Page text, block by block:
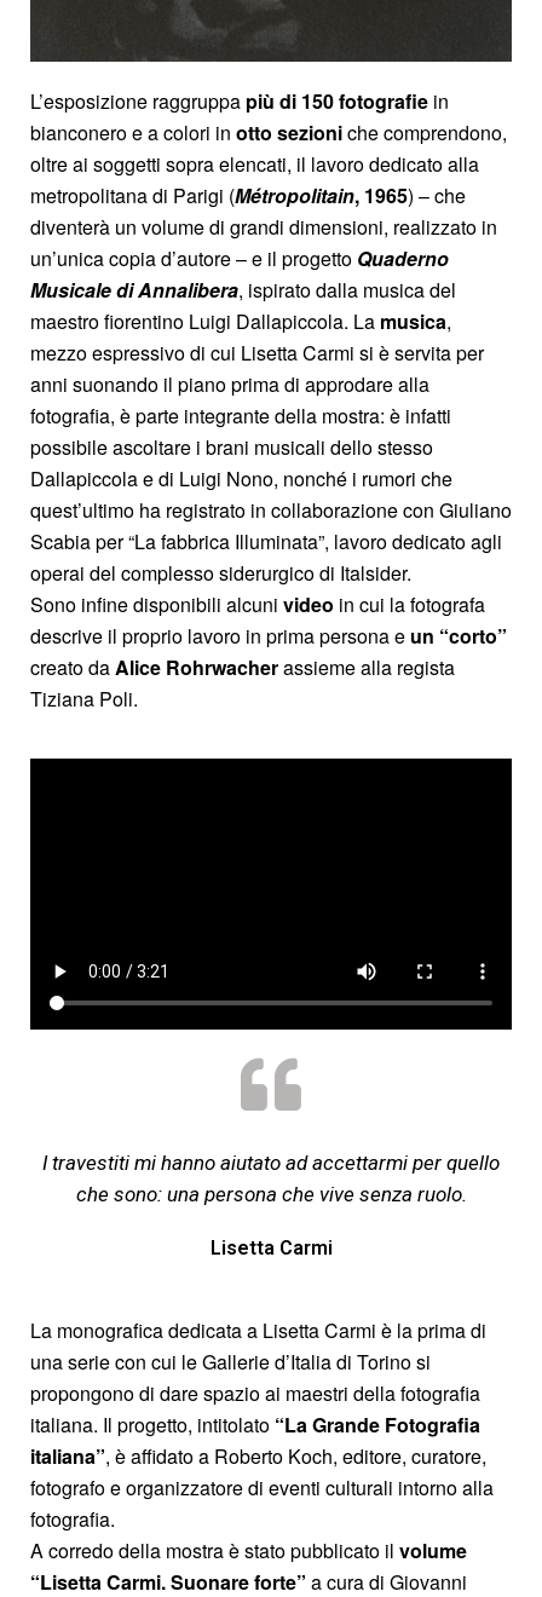
L’esposizione raggruppa più di 150 fotografie in
bianconero e a colori in otto sezioniche comprendono,
oltre ai soggetti sopra elencati, il lavoro dedicato alla
metropolitana di Parigi (Métropolitain, 1965) – che
diventerà un volume di grandi dimensioni, realizzato in
un’unica copia d’autore – e il progetto Quaderno
Musicale di Annalibera, ispirato dalla musica del
maestro fiorentino Luigi Dallapiccola. La musica,
mezzo espressivo di cui Lisetta Carmi si è servita per
anni suonando il piano prima di approdare alla
fotografia, è parte integrante della mostra: è infatti
possibile ascoltare i brani musicali dello stesso
Dallapiccola e di Luigi Nono, nonché i rumori che
quest’ultimo ha registrato in collaborazione con Giuliano
Scabia per “La fabbrica Illuminata”, lavoro dedicato agli
operai del complesso siderurgico di Italsider.
Sono infine disponibili alcuni video in cui la fotografa
descrive il proprio lavoro in prima persona e un “corto”
creato daAlice Rohrwacherassieme alla regista
Tiziana Poli.
I travestiti mi hanno aiutato ad accettarmi per quello
che sono: una persona che vive senza ruolo.
Lisetta Carmi
La monografica dedicata a Lisetta Carmi è la prima di
una serie con cui le Gallerie d’Italia di Torino si
propongono di dare spazio ai maestri della fotografia
italiana. Il progetto, intitolato “La Grande Fotografia
italiana”, è affidato a Roberto Koch, editore, curatore,
fotografo e organizzatore di eventi culturali intorno alla
fotografia.
A corredo della mostra è stato pubblicato il volume
“Lisetta Carmi. Suonare forte” a cura di Giovanni